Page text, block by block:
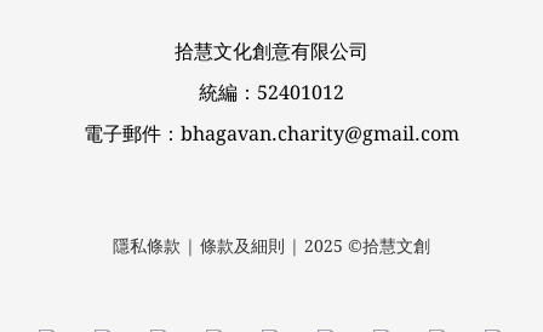
拾慧文化創意有限公司
統編：52401012
電子郵件：bhagavan.charity@gmail.com
隱私條款 | 條款及細則 | 2025 ©拾慧文創